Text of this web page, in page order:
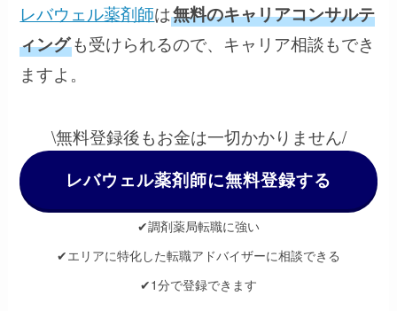
レバウェル薬剤師は無料のキャリアコンサルテ
ィングも受けられるので、キャリア相談もでき
ますよ。
\無料登録後もお金は一切かかりません/
レバウェル薬剤師に無料登録する
✔調剤薬局転職に強い
✔エリアに特化した転職アドバイザーに相談できる
✔1分で登録できます